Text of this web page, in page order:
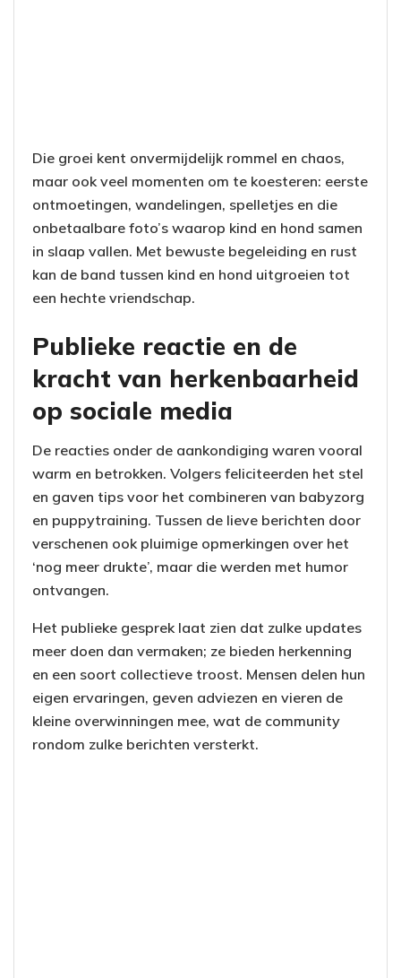
Die groei kent onvermijdelijk rommel en chaos,
maar ook veel momenten om te koesteren: eerste
ontmoetingen, wandelingen, spelletjes en die
onbetaalbare foto’s waarop kind en hond samen
in slaap vallen. Met bewuste begeleiding en rust
kan de band tussen kind en hond uitgroeien tot
een hechte vriendschap.
Publieke reactie en de
kracht van herkenbaarheid
op sociale media
De reacties onder de aankondiging waren vooral
warm en betrokken. Volgers feliciteerden het stel
en gaven tips voor het combineren van babyzorg
en puppytraining. Tussen de lieve berichten door
verschenen ook pluimige opmerkingen over het
‘nog meer drukte’, maar die werden met humor
ontvangen.
Het publieke gesprek laat zien dat zulke updates
meer doen dan vermaken; ze bieden herkenning
en een soort collectieve troost. Mensen delen hun
eigen ervaringen, geven adviezen en vieren de
kleine overwinningen mee, wat de community
rondom zulke berichten versterkt.